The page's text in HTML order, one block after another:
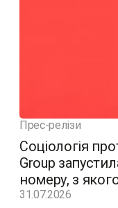
Прес-релізи
Соціологія
Group
номеру, з
31.07.2026